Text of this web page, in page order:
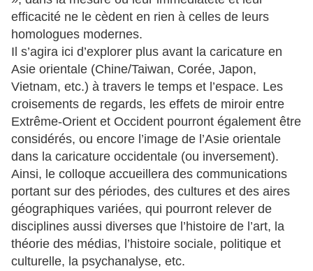
efficacité ne le cèdent en rien à celles de leurs
homologues modernes.
Il s’agira ici d’explorer plus avant la caricature en
Asie orientale (Chine/Taiwan, Corée, Japon,
Vietnam, etc.) à travers le temps et l’espace. Les
croisements de regards, les effets de miroir entre
Extrême-Orient et Occident pourront également être
considérés, ou encore l’image de l’Asie orientale
dans la caricature occidentale (ou inversement).
Ainsi, le colloque accueillera des communications
portant sur des périodes, des cultures et des aires
géographiques variées, qui pourront relever de
disciplines aussi diverses que l’histoire de l’art, la
théorie des médias, l’histoire sociale, politique et
culturelle, la psychanalyse, etc.